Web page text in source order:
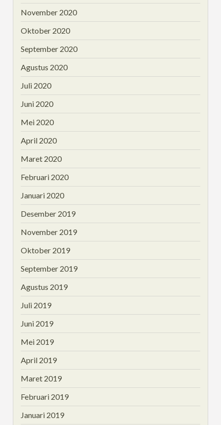
November 2020
Oktober 2020
September 2020
Agustus 2020
Juli 2020
Juni 2020
Mei 2020
April 2020
Maret 2020
Februari 2020
Januari 2020
Desember 2019
November 2019
Oktober 2019
September 2019
Agustus 2019
Juli 2019
Juni 2019
Mei 2019
April 2019
Maret 2019
Februari 2019
Januari 2019